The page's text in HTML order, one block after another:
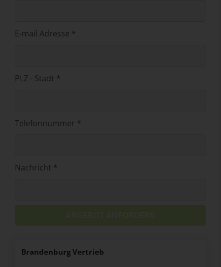
E-mail Adresse *
PLZ - Stadt *
Telefonnummer *
Nachricht *
Brandenburg Vertrieb